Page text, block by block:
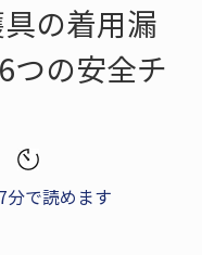
の着用漏
つの安全チ
分で読めます